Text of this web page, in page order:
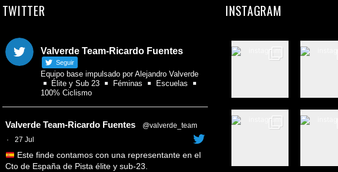
TWITTER
Valverde Team-Ricardo Fuentes
Seguir
Equipo base impulsado por Alejandro Valverde
Élite y Sub 23
Féminas
Escuelas
100% Ciclismo
Valverde Team-Ricardo Fuentes
@valverde_team
·
27 Jul
Este finde contamos con una representante en el
Cto de España de Pista élite y sub-23.
INSTAGRAM